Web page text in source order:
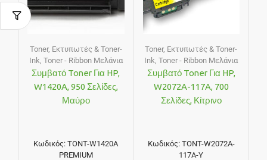
Toner, Εκτυπωτές & Toner-
Ink, Toner - Ribbon Μελάνια
Συμβατό Toner Για HP,
W1420A, 950 Σελίδες,
Μαύρο
Κωδικός:TONT-W1420A
PREMIUM
Toner, Εκτυπωτές & Toner-
Ink,Toner - Ribbon Μελάνια
Συμβατό Toner Για HP,
W2072A-117A, 700
Σελίδες, Κίτρινο
Κωδικός: TONT-W2072A-
117A-Y